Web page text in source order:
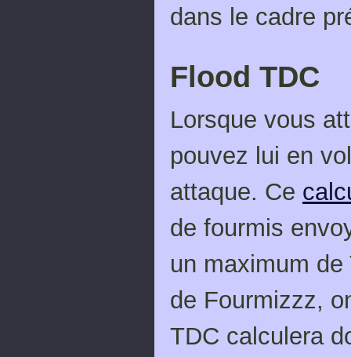
dans le cadre
Flood TDC
Lorsque vous
pouvez lui en
attaque. Ce
de fourmis
un maximum
de Fourmizzz,
TDC calculera